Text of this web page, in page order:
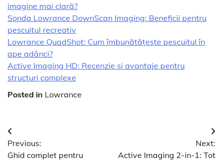
imagine mai clară?
Sonda Lowrance DownScan Imaging: Beneficii pentru
pescuitul recreativ
Lowrance QuadShot: Cum îmbunătățește pescuitul în
ape adânci?
Active Imaging HD: Recenzie și avantaje pentru
structuri complexe
Posted in Lowrance
Navigare
în
Previous:
Ghid complet pentru
Next:
Active Imaging 2-in-1: Tot